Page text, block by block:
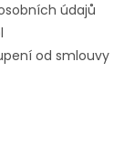
údajů
od smlouvy